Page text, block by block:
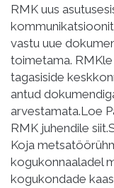
RMK uus
vastu uue
toimetama.
tagasiside
antud
arvestamata.Loe
RMK juhendile
Koja
kogukonnaaladel
kogukondade